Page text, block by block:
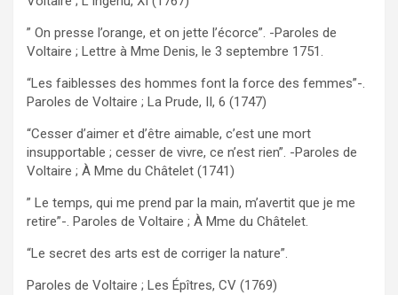
” On presse l’orange, et on jette l’écorce”. -Paroles de
Voltaire ; Lettre à Mme Denis, le 3 septembre 1751.
“Les faiblesses des hommes font la force des femmes”-.
Paroles de Voltaire ; La Prude, II, 6 (1747)
“Cesser d’aimer et d’être aimable, c’est une mort
insupportable ; cesser de vivre, ce n’est rien”. -Paroles de
Voltaire ; À Mme du Châtelet (1741)
” Le temps, qui me prend par la main, m’avertit que je me
retire”-. Paroles de Voltaire ; À Mme du Châtelet.
“Le secret des arts est de corriger la nature”.
Paroles de Voltaire ; Les Épîtres, CV (1769)